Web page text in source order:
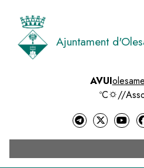
contingut
Ajuntament
AVUI
ºC
//